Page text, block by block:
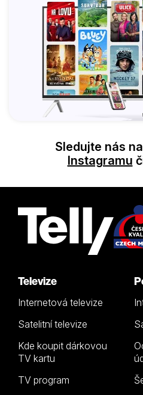
Sledujte nás na
Instagramu
Televize
Internetová televize
Satelitní televize
Kde koupit dárkovou
TV kartu
TV program